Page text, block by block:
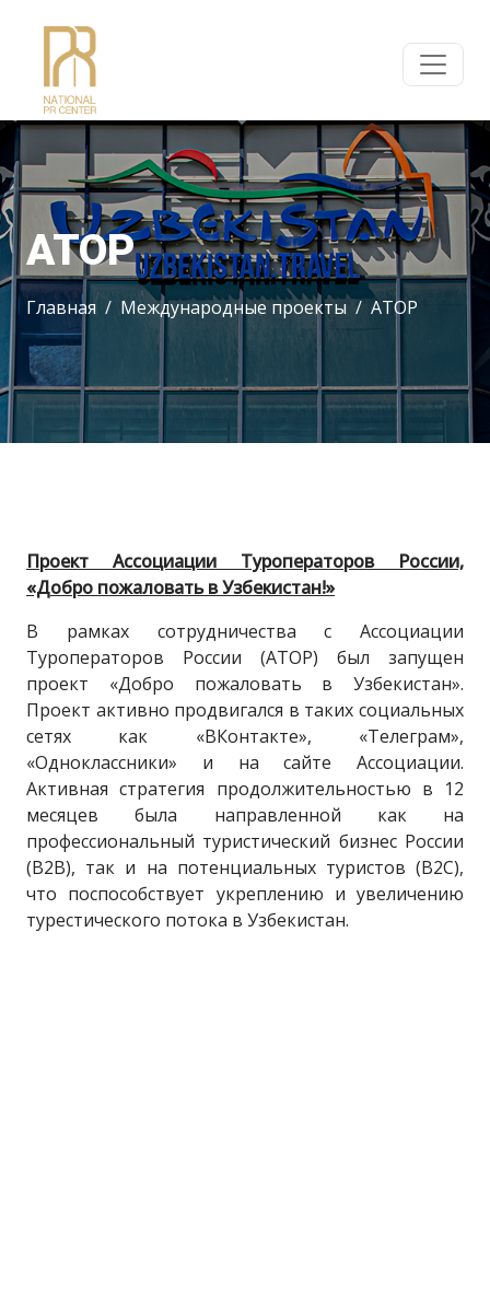
АТОР
Главная Международные проекты АТОР
Проект Ассоциации Туроператоров России,
«Добро пожаловать в Узбекистан!»
В рамках сотрудничества с Ассоциации
Туроператоров России (АТОР) был запущен
проект «Добро пожаловать в Узбекистан».
Проект активно продвигался в таких социальных
сетях как «ВКонтакте», «Телеграм»,
«Одноклассники» и на сайте Ассоциации.
Активная стратегия продолжительностью в 12
месяцев была направленной как на
профессиональный туристический бизнес России
(В2В), так и на потенциальных туристов (В2С),
что поспособствует укреплению и увеличению
турестического потока в Узбекистан.